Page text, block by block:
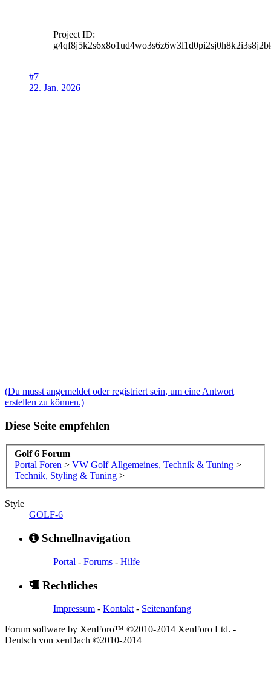
Project ID:
#7
22. Jan. 2026
(Du musst angemeldet oder registriert sein, um eine Antwort
erstellen zu können.)
Diese Seite empfehlen
Golf 6 Forum
Portal Foren > VW Golf Allgemeines, Technik & Tuning >
Technik, Styling & Tuning >
Style
GOLF-6
Schnellnavigation
Portal - Forums - Hilfe
Rechtliches
Impressum - Kontakt - Seitenanfang
Forum software by XenForo™ ©2010-2014 XenForo Ltd. -
Deutsch von xenDach ©2010-2014